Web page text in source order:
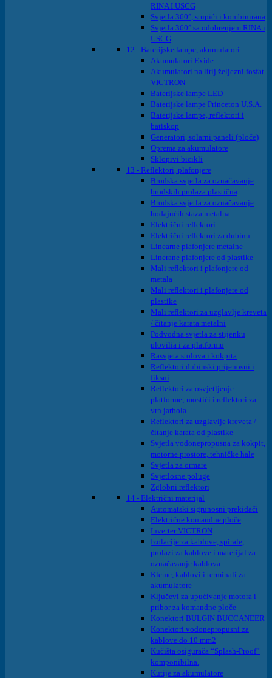
RINA I USCG
Svjetla 360°, stupići i kombinirana
Svjetla 360° sa odobrenjem RINA i
USCG
12 - Baterijske lampe, akumulatori
Akumulatori Exide
Akumulatori na litij željezni fosfat
VICTRON
Baterijske lampe LED
Baterijske lampe Princeton U.S.A.
Baterijske lampe, reflektori i
batiskop
Generatori, solarni paneli (ploče)
Oprema za akumulatore
Sklopivi bicikli
13 - Reflektori, plafonjere
Brodska svjetla za označavanje
brodskih prolaza plastična
Brodska svjetla za označavanje
hodajućih staza metalna
Električni reflektori
Električni reflektori za dubinu
Linearne plafonjere metalne
Linerane plafonjere od plastike
Mali reflektori i plafonjere od
metala
Mali reflektori i plafonjere od
plastike
Mali reflektori za uzglavlje kreveta
/ čitanje karata metalni
Podvodna svjetla za stijenku
plovilia i za platformu
Rasvjeta stolova i kokpita
Reflektori dubinski prijenosni i
fiksni
Reflektori za osvjetljenje
platforme; mostići i reflektori za
vrh jarbola
Reflektori za uzglavlje kreveta /
čitanje karata od plastike
Svjetla vodonepropusna za kokpit,
motorne prostore, tehničke hale
Svjetla za ormare
Svjetlosne poluge
Zglobni reflektori
14 - Električni materijal
Automatski sigrunosni prekidači
Električne komandne ploče
Inverter VICTRON
Izolacije za kablove, spirale,
prolazi za kablove i materijal za
označavanje kablova
Kleme, kablovi i terminali za
akumulatore
Ključevi za upućivanje motora i
pribor za komandne ploče
Konektori BULGIN BUCCANEER
Konektori vodonepropusni za
kablove do 10 mm2
Kučišta osigurača “Splash-Proof”
komponibilna.
Kutije za akumulatore